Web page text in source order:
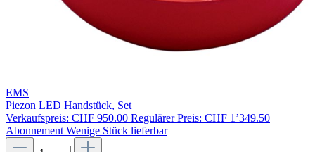
EMS
Piezon LED Handstück, Set
Verkaufspreis: CHF 950.00 Regulärer Preis: CHF 1’349.50
Abonnement Wenige Stück lieferbar